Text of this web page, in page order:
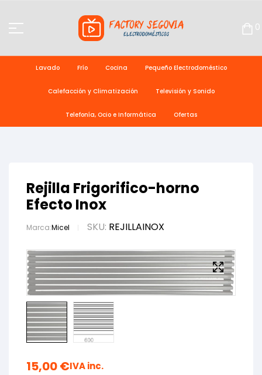
0
Lavado Frío Cocina Pequeño Electrodoméstico
Calefacción y Climatización Televisión y Sonido
Telefonía, Ocio e Informática Ofertas
Rejilla Frigorifico-horno
Efecto Inox
Marca:Micel SKU: REJILLAINOX
15,00€IVA inc.